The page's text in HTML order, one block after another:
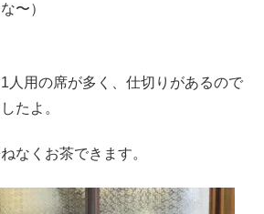
〜）
人用の席が多く、仕切りがあるので
たよ。
なくお茶できます。